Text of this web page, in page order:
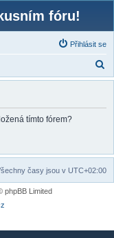
fóru!
Přihlásit se
l
tímto fórem?
časy jsou v UTC+02:00
phpBB Limited